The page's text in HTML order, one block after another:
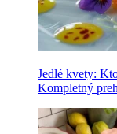
Jedlé kvety:
Kompletný